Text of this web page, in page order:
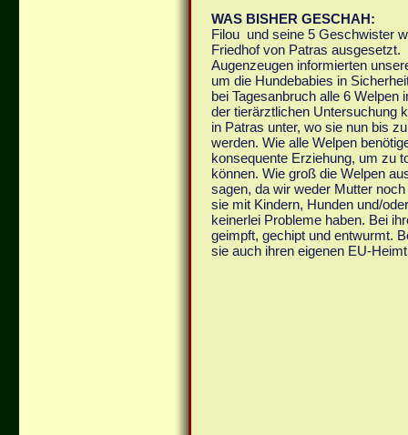
WAS BISHER GESCHAH:
Filou und seine 5 Geschwister
Friedhof von Patras ausgesetzt.
Augenzeugen informierten
um die Hundebabies in
bei Tagesanbruch alle 6
der tierärztlichen Untersuchung
in Patras unter, wo sie nun bis
werden. Wie alle Welpen
konsequente Erziehung, um zu
können. Wie groß die Welpen
sagen, da wir weder Mutter
sie mit Kindern, Hunden und/
keinerlei Probleme haben. Bei
geimpft, gechipt und entwurmt.
sie auch ihren eigenen EU-